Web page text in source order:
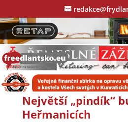
Největší „pindík“
Heřmanicích